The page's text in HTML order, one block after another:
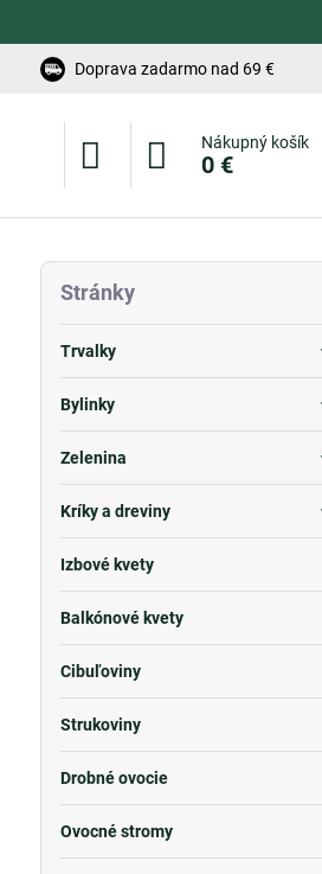
Doprava zadarmo nad 69 €
Nákupný košík
0 €
Stránky
Trvalky
Bylinky
Zelenina
Kríky a dreviny
Izbové kvety
Balkónové kvety
Cibuľoviny
Strukoviny
Drobné ovocie
Ovocné stromy